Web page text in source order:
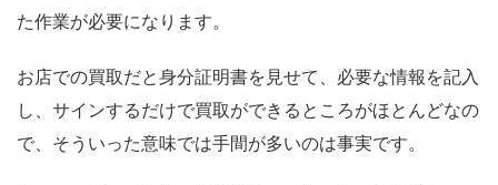
た作業が必要になります。
お店での買取だと身分証明書を見せて、必要な情報を記入
し、サインするだけで買取ができるところがほとんどなの
で、そういった意味では手間が多いのは事実です。